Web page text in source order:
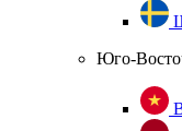
Юго-